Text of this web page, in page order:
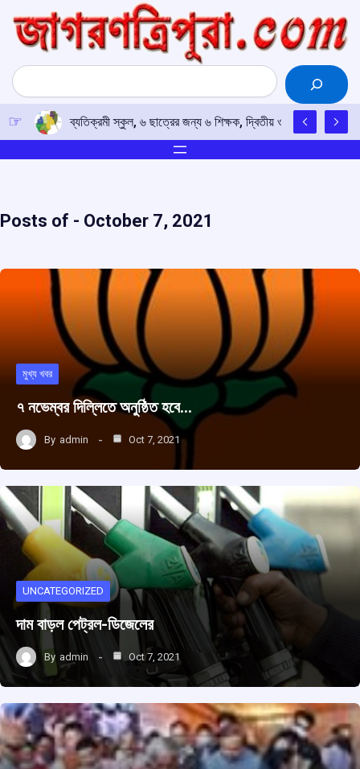
content
Search
ব্যতিক্রমী স্কুল, ৬ ছাত্রের জন্য ৬ শিক্ষক, দ্বিতীয় ও তৃতীয় শ্রেণিতে
Posts of - October 7, 2021
মুখ্য খবর
৭ নভেম্বর দিল্লিতে অনুষ্ঠিত হবে…
By admin Oct 7, 2021
UNCATEGORIZED
দাম বাড়ল পেট্রল-ডিজেলের
By admin Oct 7, 2021